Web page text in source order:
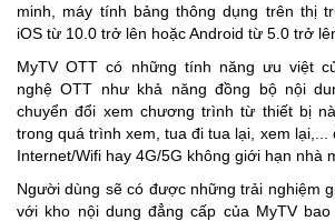
minh, máy tính bảng thông dụng trên thị
iOS từ 10.0 trở lên hoặc Android từ 5.0 trở
MyTV OTT có những tính năng ưu việt
nghệ OTT như khả năng đồng bộ nội
chuyển đổi xem chương trình từ thiết bị
trong quá trình xem, tua đi tua lại, xem lại,...
Internet/Wifi hay 4G/5G không giới hạn nhà
Người dùng sẽ có được những trải nghiệm
với kho nội dung đẳng cấp của MyTV